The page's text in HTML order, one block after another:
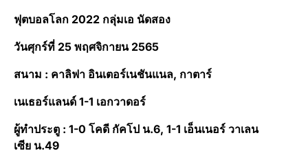
ฟุตบอลโลก 2022 กลุ่มเอ นัดสอง
วันศุกร์ที่ 25 พฤศจิกายน 2565
สนาม : คาลิฟา อินเตอร์เนชันแนล, กาตาร์
เนเธอร์แลนด์ 1-1 เอกวาดอร์
ผู้ทำประตู : 1-0 โคดี กัคโป น.6, 1-1 เอ็นเนอร์ วาเลน
เซีย น.49